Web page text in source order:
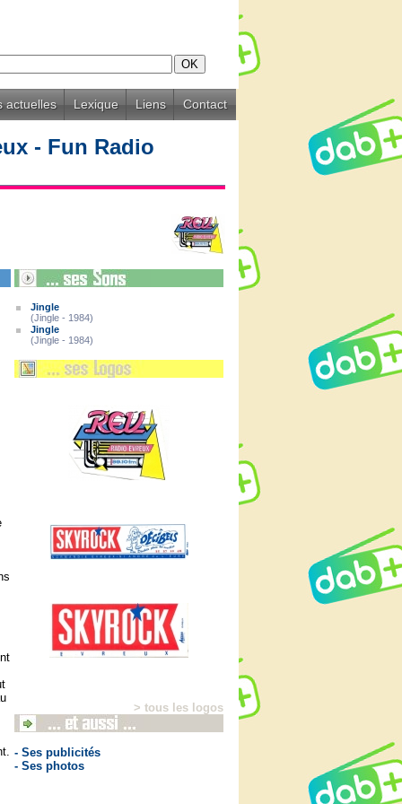
actuelles Lexique Liens Contact
- Fun Radio
Jingle
(Jingle - 1984)
Jingle
(Jingle - 1984)
> tous les logos
- Ses publicités
- Ses photos